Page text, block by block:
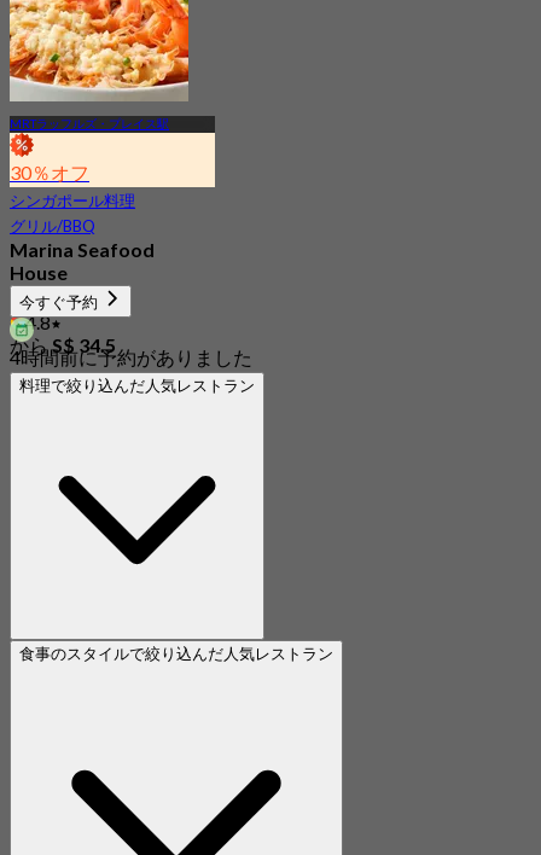
MRTラッフルズ・プレイス駅
30％オフ
シンガポール料理
グリル/BBQ
Marina Seafood
House
新着
4.8
からS$ 34.5
今すぐ予約
4時間前に予約がありました
料理で絞り込んだ人気レストラン
食事のスタイルで絞り込んだ人気レストラン